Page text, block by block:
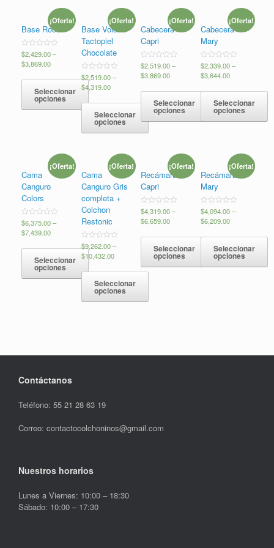
Café(4)
Chocolate(7)
Gris Oscuro(11)
Morado
(0)
Naranja(0)
Negro
(10)
¡Oferta!
Base Roca
Valorado
en
0
5
$2,429.00–
$3,869.00
Seleccionar
opciones
¡Oferta!
Base Volada
Tactopiel
Chocolate
Valorado
en
0
5
$2,519.00–
$4,319.00
Seleccionar
opciones
¡Oferta!
Cabecera
Capri
Valorado
en
0
5
$2,519.00–
$3,869.00
Seleccionar
opciones
¡Oferta!
Cabecera
Mary
Valorado
en
0
5
$2,339.00–
$3,644.00
Seleccionar
opciones
¡Oferta!
Cama
Canguro
Colors
Valorado
en
0
5
$6,375.00–
$7,439.00
Seleccionar
opciones
¡Oferta!
Cama
Canguro Gris
completa +
Colchon
Restonic
Valorado
en
0
5
$9,262.00–
$10,432.00
Seleccionar
opciones
¡Oferta!
Recámara
Capri
Valorado
en
0
5
$4,319.00–
$6,659.00
Seleccionar
opciones
¡Oferta!
Recámara
Mary
Valorado
en
0
5
$4,094.00–
$6,209.00
Seleccionar
opciones
Contáctanos
Teléfono: 55 21 28 63 19
Correo: contactocolchoninos@gmail.com
Nuestros horarios
Lunes a Viernes: 10:00 – 18:30
Sábado: 10:00 – 17:30